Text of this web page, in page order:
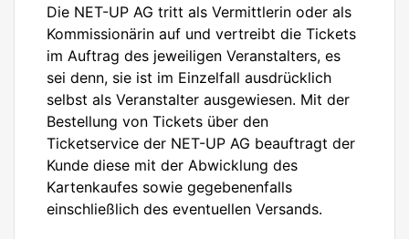
Die NET-UP AG tritt als Vermittlerin oder als
Kommissionärin auf und vertreibt die Tickets
im Auftrag des jeweiligen Veranstalters, es
sei denn, sie ist im Einzelfall ausdrücklich
selbst als Veranstalter ausgewiesen. Mit der
Bestellung von Tickets über den
Ticketservice der NET-UP AG beauftragt der
Kunde diese mit der Abwicklung des
Kartenkaufes sowie gegebenenfalls
einschließlich des eventuellen Versands.